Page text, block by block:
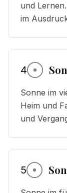
und
im
4
Sonne im
Heim und
und
5